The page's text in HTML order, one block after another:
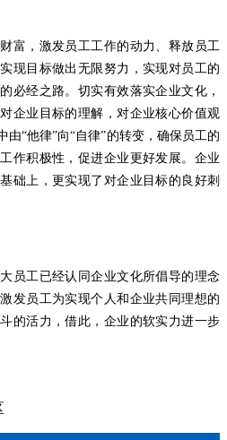
富，激发员工工作的动力、释放员工
现目标做出无限努力，实现对员工的
必经之路。切实有效落实企业文化，
企业目标的理解，对企业核心价值观
由“他律”向“自律”的转变，确保员工的
作积极性，促进企业更好发展。企业
础上，更实现了对企业目标的良好刺
员工已经认同企业文化所倡导的理念
发员工为实现个人和企业共同理想的
的活力，借此，企业的软实力进一步